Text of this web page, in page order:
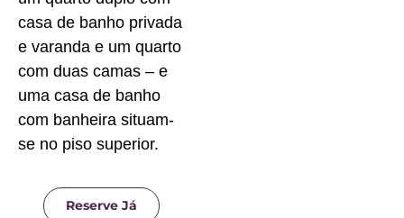
casa de banho privada
e varanda e um quarto
com duas camas – e
uma casa de banho
com banheira situam-
se no piso superior.
Reserve Já